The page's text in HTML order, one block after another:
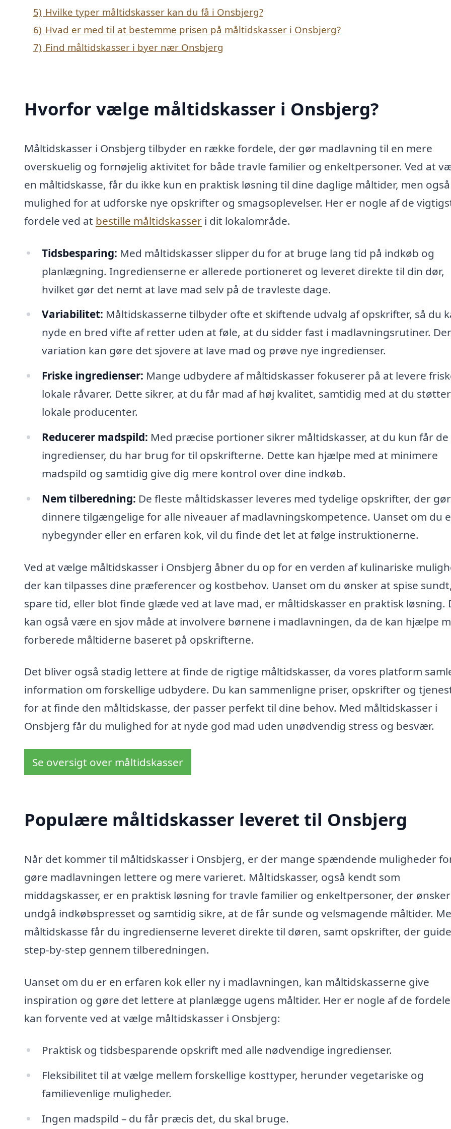
5) Hvilke typer måltidskasser kan du få i Onsbjerg?
6) Hvad er med til at bestemme prisen på måltidskasser i Onsbjerg?
7) Find måltidskasser i byer nær Onsbjerg
Hvorfor vælge måltidskasser i Onsbjerg?
Måltidskasser i Onsbjerg tilbyder en række fordele, der gør madlavning til en mere
overskuelig og fornøjelig aktivitet for både travle familier og enkeltpersoner. Ved at
en måltidskasse, får du ikke kun en praktisk løsning til dine daglige måltider, men
mulighed for at udforske nye opskrifter og smagsoplevelser. Her er nogle af de
fordele ved at bestille måltidskasser i dit lokalområde.
Tidsbesparing: Med måltidskasser slipper du for at bruge lang tid på indkøb og
planlægning. Ingredienserne er allerede portioneret og leveret direkte til din dør,
hvilket gør det nemt at lave mad selv på de travleste dage.
Variabilitet: Måltidskasserne tilbyder ofte et skiftende udvalg af opskrifter, så du
nyde en bred vifte af retter uden at føle, at du sidder fast i madlavningsrutiner.
variation kan gøre det sjovere at lave mad og prøve nye ingredienser.
Friske ingredienser: Mange udbydere af måltidskasser fokuserer på at levere
lokale råvarer. Dette sikrer, at du får mad af høj kvalitet, samtidig med at du støtter
lokale producenter.
Reducerer madspild: Med præcise portioner sikrer måltidskasser, at du kun får de
ingredienser, du har brug for til opskrifterne. Dette kan hjælpe med at minimere
madspild og samtidig give dig mere kontrol over dine indkøb.
Nem tilberedning: De fleste måltidskasser leveres med tydelige opskrifter, der gør
dinnere tilgængelige for alle niveauer af madlavningskompetence. Uanset om du
nybegynder eller en erfaren kok, vil du finde det let at følge instruktionerne.
Ved at vælge måltidskasser i Onsbjerg åbner du op for en verden af kulinariske
der kan tilpasses dine præferencer og kostbehov. Uanset om du ønsker at spise sundt,
spare tid, eller blot finde glæde ved at lave mad, er måltidskasser en praktisk løsning.
kan også være en sjov måde at involvere børnene i madlavningen, da de kan hjælpe
forberede måltiderne baseret på opskrifterne.
Det bliver også stadig lettere at finde de rigtige måltidskasser, da vores platform
information om forskellige udbydere. Du kan sammenligne priser, opskrifter og
for at finde den måltidskasse, der passer perfekt til dine behov. Med måltidskasser i
Onsbjerg får du mulighed for at nyde god mad uden unødvendig stress og besvær.
Se oversigt over måltidskasser
Populære måltidskasser leveret til Onsbjerg
Når det kommer til måltidskasser i Onsbjerg, er der mange spændende muligheder
gøre madlavningen lettere og mere varieret. Måltidskasser, også kendt som
middagskasser, er en praktisk løsning for travle familier og enkeltpersoner, der
undgå indkøbspresset og samtidig sikre, at de får sunde og velsmagende måltider.
måltidskasse får du ingredienserne leveret direkte til døren, samt opskrifter, der
step-by-step gennem tilberedningen.
Uanset om du er en erfaren kok eller ny i madlavningen, kan måltidskasserne give
inspiration og gøre det lettere at planlægge ugens måltider. Her er nogle af de
kan forvente ved at vælge måltidskasser i Onsbjerg:
Praktisk og tidsbesparende opskrift med alle nødvendige ingredienser.
Fleksibilitet til at vælge mellem forskellige kosttyper, herunder vegetariske og
familievenlige muligheder.
Ingen madspild – du får præcis det, du skal bruge.